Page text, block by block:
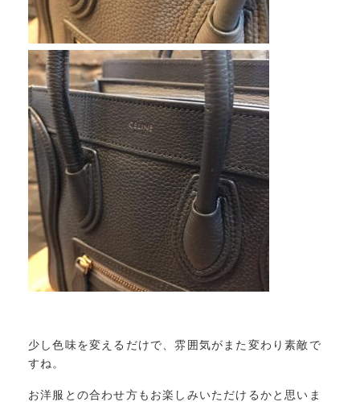
少し色味を変えるだけで、雰囲気がまた変わり素敵で
すね。
お洋服との合わせ方もお楽しみいただけるかと思いま